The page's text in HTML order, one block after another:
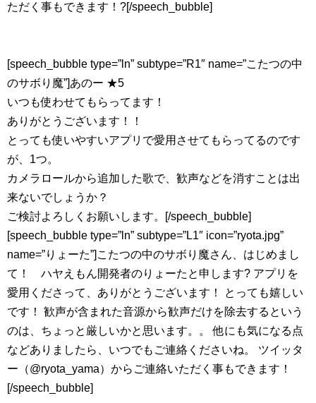
ただく事もできます！?[/speech_bubble]
[speech_bubble type=”ln” subtype=”R1″ name=”こたつの中
のサボり魔”]あのー ★5
いつも使わせてもらってます！
ありがとうございます！！
とっても使いやすいアプリで愛用させてもらってるのです
が、1つ。
カメラロールから追加した歌で、歓声などを消すことは出
来ないでしょうか？
ご検討よろしくお願いします。[/speech_bubble]
[speech_bubble type=”ln” subtype=”L1″ icon=”ryota.jpg”
name=”りょーた”]こたつの中のサボり魔さん、はじめまし
て！ ハヤえもん開発者のりょーたと申します? アプリを
愛用くださって、ありがとうございます！ とっても嬉しい
です！ 歓声が含まれた音源から歓声だけを除去するという
のは、ちょっと厳しいかと思います。。 他にも気になる点
などありましたら、いつでもご連絡くださいね。 ツイッタ
ー（@ryota_yama）からご連絡いただく事もできます！
[/speech_bubble]